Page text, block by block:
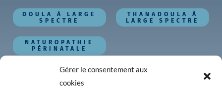
Gérer le consentement aux
cookies
DOULA À LARGE
SPECTRE
THANADOULA À
LARGE SPECTRE
NATUROPATHIE
PÉRINATALE
Autres pages